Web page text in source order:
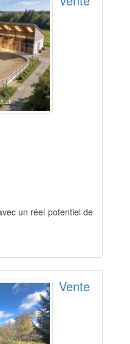
un réel potentiel de
Vente